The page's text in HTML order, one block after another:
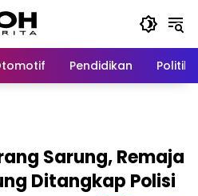
Pendidikan Politik
Sarung, Remaja
Ditangkap Polisi